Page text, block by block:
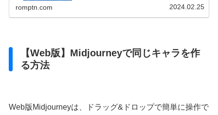
romptn.com 2024.02.25
【Web版】Midjourneyで同じキャラを作
る方法
Web版Midjourneyは、ドラッグ&ドロップで簡単に操作で